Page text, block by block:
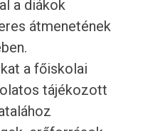
a diákok
átmenetének
a főiskolai
tájékozott